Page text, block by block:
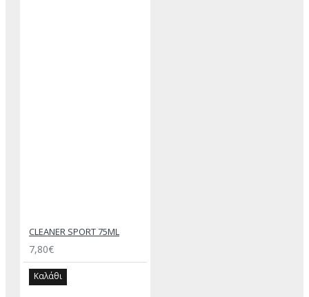
CLEANER SPORT 75ML
7,80€
Καλάθι